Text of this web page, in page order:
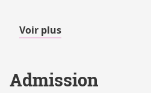
Voir plusde
Admission